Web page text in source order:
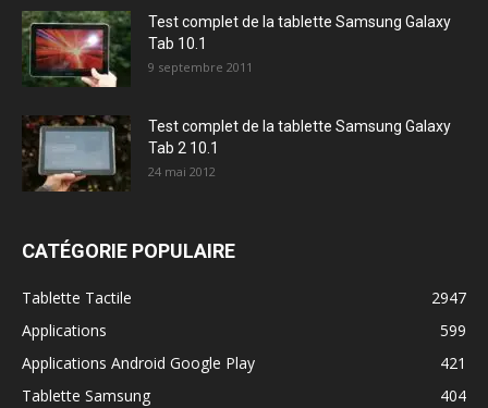
Test complet de la tablette Samsung Galaxy
Tab 10.1
9 septembre 2011
Test complet de la tablette Samsung Galaxy
Tab 2 10.1
24 mai 2012
CATÉGORIE POPULAIRE
Tablette Tactile
2947
Applications
599
Applications Android Google Play
421
Tablette Samsung
404